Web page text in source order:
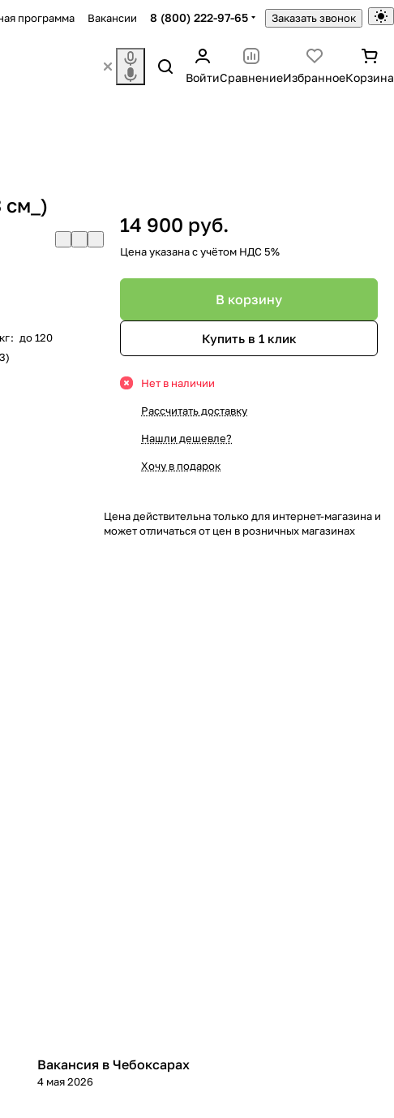
программа Вакансии 8 (800) 222-97-65 Заказать звонок
ВойтиСравнениеИзбранноеКорзина
см_)
: до 120
14 900 руб.
Цена указана с учётом НДС 5%
В корзину
Купить в 1 клик
Нет в наличии
Рассчитать доставку
Нашли дешевле?
Хочу в подарок
Цена действительна только для интернет-магазина и
может отличаться от цен в розничных магазинах
Вакансия в Чебоксарах
4 мая 2026